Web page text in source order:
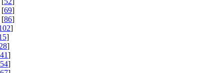
[69]
[86]
]
]
]
]
]